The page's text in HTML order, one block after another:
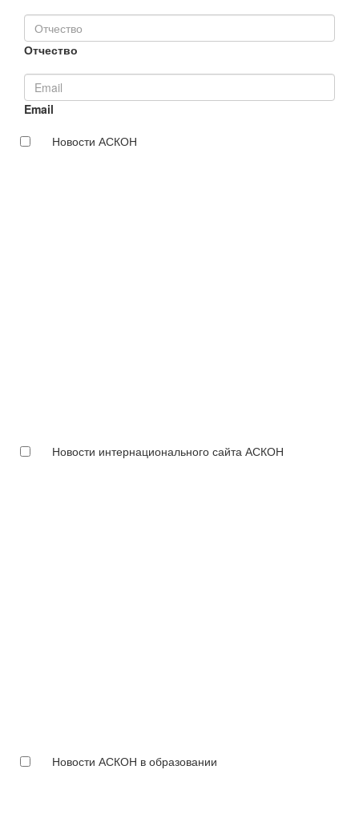
Отчество
Email
Новости АСКОН
Новости интернационального сайта АСКОН
Новости АСКОН в образовании